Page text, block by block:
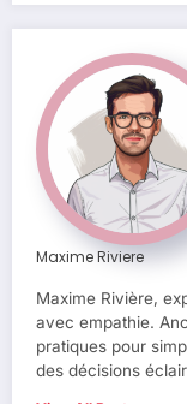
Maxime Riviere
Maxime Rivière,
avec empathie.
pratiques pour
des décisions